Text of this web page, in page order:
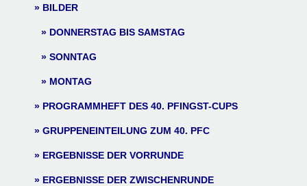
BILDER
DONNERSTAG BIS SAMSTAG
SONNTAG
MONTAG
PROGRAMMHEFT DES 40. PFINGST-CUPS
GRUPPENEINTEILUNG ZUM 40. PFC
ERGEBNISSE DER VORRUNDE
ERGEBNISSE DER ZWISCHENRUNDE